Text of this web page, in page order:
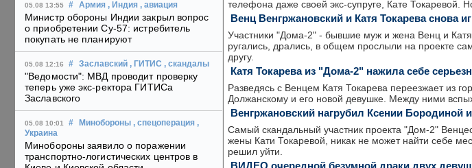
05.08 13:55 # Армия , Индия , авиация
Министр обороны Индии закрыл вопрос
о приобретении Су-57: истребитель
покупать не планируют
05.08 12:16 # Заславский , ГИТИС , скандалы
"Ведомости": МВД проводит проверку
теперь уже экс-ректора ГИТИСа
Заславского
05.08 10:01 # Минобороны , спецоперация ,
Украина
Минобороны заявило о поражении
транспортно-логистических центров в
телефона даже своей экс-супруге, Кате Токаревой.
Венц Венгржановский и Катя Токарева снова
Участники "Дома-2" - бывшие муж и жена Венц и
ругались, дрались, в общем прослыли на проекте
другу.
Катя Токарева из "Дома-2" нажила себе
Разведясь с Венцем Катя Токарева переезжает из
Должанскому и его новой девушке. Между ними
Венгржановский нагрубил Ксении Бородиной
Самый скандальный участник проекта "Дом-2"
жены Кати Токаревой, никак не может найти себе
решил уйти.
ВИДЕО очередной безумной драки двух